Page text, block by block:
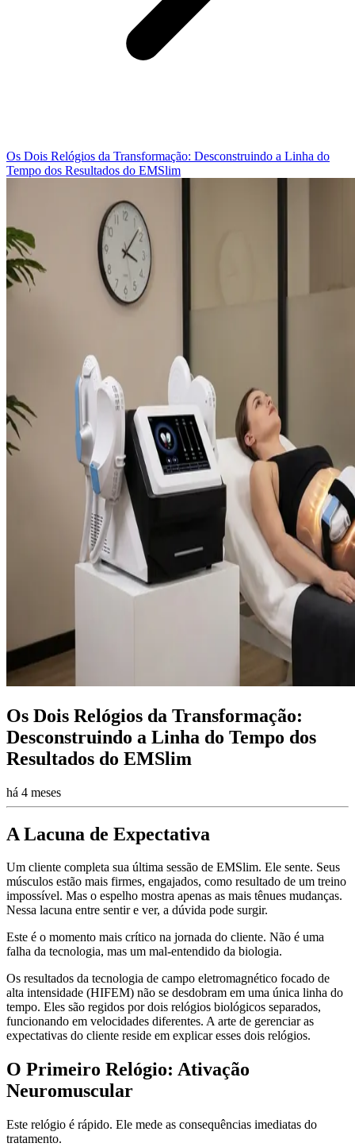
Os Dois Relógios da Transformação: Desconstruindo a Linha do
Tempo dos Resultados do EMSlim
Os Dois Relógios da Transformação:
Desconstruindo a Linha do Tempo dos
Resultados do EMSlim
há 4 meses
A Lacuna de Expectativa
Um cliente completa sua última sessão de EMSlim. Ele sente. Seus
músculos estão mais firmes, engajados, como resultado de um treino
impossível. Mas o espelho mostra apenas as mais tênues mudanças.
Nessa lacuna entre sentir e ver, a dúvida pode surgir.
Este é o momento mais crítico na jornada do cliente. Não é uma
falha da tecnologia, mas um mal-entendido da biologia.
Os resultados da tecnologia de campo eletromagnético focado de
alta intensidade (HIFEM) não se desdobram em uma única linha do
tempo. Eles são regidos por dois relógios biológicos separados,
funcionando em velocidades diferentes. A arte de gerenciar as
expectativas do cliente reside em explicar esses dois relógios.
O Primeiro Relógio: Ativação
Neuromuscular
Este relógio é rápido. Ele mede as consequências imediatas do
tratamento.